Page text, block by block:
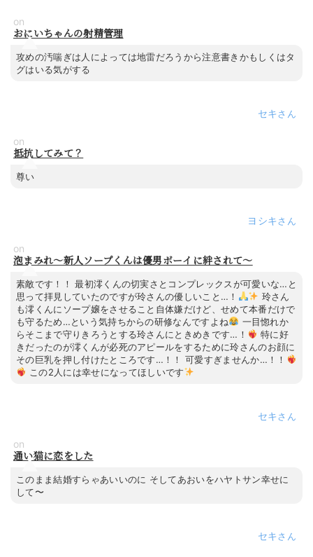
on
おにいちゃんの射精管理
攻めの汚喘ぎは人によっては地雷だろうから注意書きかもしくはタ
グはいる気がする
セキ
on
抵抗してみて？
尊い
ヨシキ
on
泡まみれ～新人ソープくんは優男ボーイに絆されて～
素敵です！！ 最初澪くんの切実さとコンプレックスが可愛いな…と
思って拝見していたのですが玲さんの優しいこと…！
玲さん
も澪くんにソープ嬢をさせること自体嫌だけど、せめて本番だけで
も守るため…という気持ちからの研修なんですよね
一目惚れか
らそこまで守りきろうとする玲さんにときめきです…！
特に好
きだったのが澪くんが必死のアピールをするために玲さんのお顔に
その巨乳を押し付けたところです…！！ 可愛すぎませんか…！！
この2人には幸せになってほしいです
セキ
on
通い猫に恋をした
このまま結婚すらゃあいいのに そしてあおいをハヤトサン幸せに
して〜
セキ